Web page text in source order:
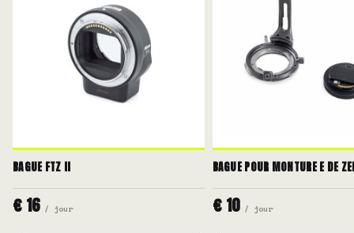
BAGUE FTZ II
€ 16 / jour
BAGUE POUR MONTURE E DE
€ 10 / jour